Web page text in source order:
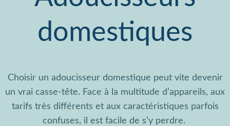
domestiques
Choisir un adoucisseur domestique peut vite devenir
un vrai casse-tête. Face à la multitude d’appareils, aux
tarifs très différents et aux caractéristiques parfois
confuses, il est facile de s’y perdre.